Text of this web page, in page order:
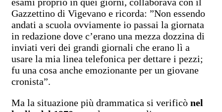
Gazzettino di Vigevano e ricorda: ”Non essendo
andati a scuola ovviamente io passai la giornata
in redazione dove c’erano una mezza dozzina di
inviati veri dei grandi giornali che erano lì a
usare la mia linea telefonica per dettare i pezzi;
fu una cosa anche emozionante per un giovane
cronista”.
Ma la situazione più drammatica si verificò nel